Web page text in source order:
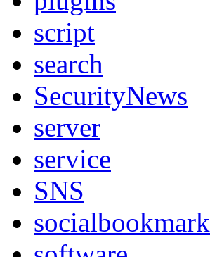
script
search
SecurityNews
server
service
SNS
socialbookmark